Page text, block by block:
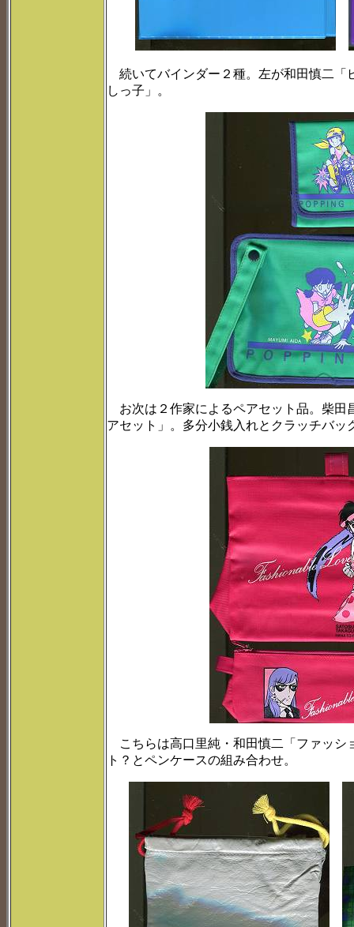
続いてバインダー２種。左が和田慎二「
しっ子」。
お次は２作家によるペアセット品。柴
アセット」。多分小銭入れとクラッチバッ
こちらは高口里純・和田慎二「ファッシ
ト？とペンケースの組み合わせ。